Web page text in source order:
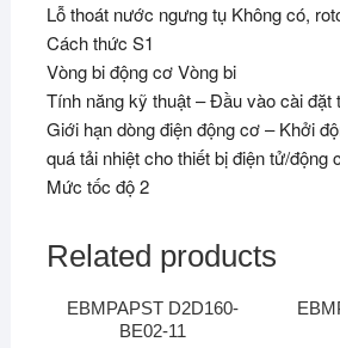
Lỗ thoát nước ngưng tụ Không có,
Cách thức S1
Vòng bi động cơ Vòng bi
Tính năng kỹ thuật – Đầu vào cài đặt
Giới hạn dòng điện động cơ – Khởi
quá tải nhiệt cho thiết bị điện tử/động
Mức tốc độ 2
Related products
EBMPAPST D2D160-
BE02-11